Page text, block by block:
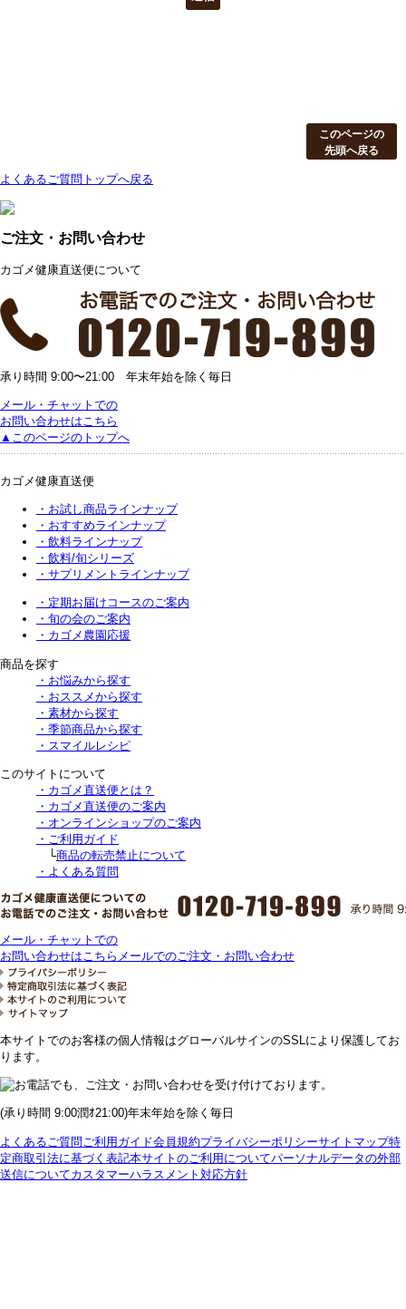
このページの
先頭へ戻る
よくあるご質問トップへ戻る
ご注文・お問い合わせ
カゴメ健康直送便について
承り時間 9:00〜21:00 年末年始を除く毎日
メール・チャットでの
お問い合わせはこちら
▲このページのトップへ
カゴメ健康直送便
・お試し商品ラインナップ
・おすすめラインナップ
・飲料ラインナップ
・飲料/旬シリーズ
・サプリメントラインナップ
・定期お届けコースのご案内
・旬の会のご案内
・カゴメ農園応援
商品を探す
・お悩みから探す
・おススメから探す
・素材から探す
・季節商品から探す
・スマイルレシピ
このサイトについて
・カゴメ直送便とは？
・カゴメ直送便のご案内
・オンラインショップのご案内
・ご利用ガイド
└商品の転売禁止について
・よくある質問
メール・チャットでの
お問い合わせはこちら メールでのご注文・お問い合わせ
本サイトでのお客様の個人情報はグローバルサインのSSLにより保護してお
ります。
(承り時間 9:00潤ｵ21:00)年末年始を除く毎日
よくあるご質問 ご利用ガイド会員規約プライバシーポリシーサイトマップ特
定商取引法に基づく表記本サイトのご利用についてパーソナルデータの外部
送信についてカスタマーハラスメント対応方針